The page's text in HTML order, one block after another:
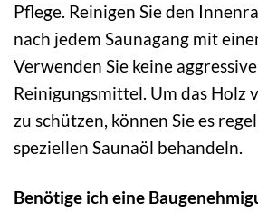
Pflege. Reinigen Sie den
nach jedem Saunagang mit
Verwenden Sie keine
Reinigungsmittel. Um das Holz
zu schützen, können Sie es
speziellen Saunaöl behandeln.
Benötige ich eine